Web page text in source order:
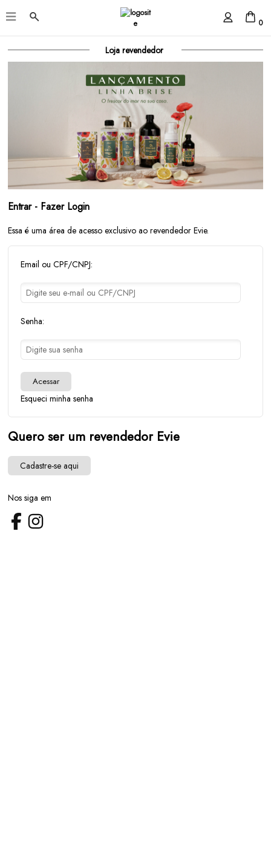
0
Loja revendedor
Entrar - Fazer Login
Essa é uma área de acesso exclusivo ao revendedor Evie.
Email ou CPF/CNPJ:
Senha:
Acessar
Esqueci minha senha
Quero ser um revendedor Evie
Cadastre-se aqui
Nos siga em